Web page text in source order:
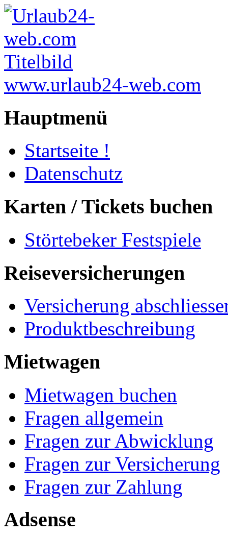
www.urlaub24-web.com
Hauptmenü
Startseite !
Datenschutz
Karten / Tickets buchen
Störtebeker Festspiele
Reiseversicherungen
Versicherung
Produktbeschreibung
Mietwagen
Mietwagen buchen
Fragen allgemein
Fragen zur Abwicklung
Fragen zur Versicherung
Fragen zur Zahlung
Adsense